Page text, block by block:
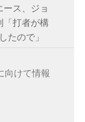
ース、ジョ
打者が構
たので」
向けて情報